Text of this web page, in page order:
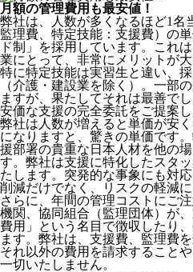
月額の管理費用も最安値！
弊社は、
人数が多くなるほど1名
監理費、特定技能：支援費）の
ド制」を採用 しています。これ
業にとって、非常にメリットが大
特に特定技能は実習生と違い、
（介護・建設業を除く）。一部
ますが、果たしてそれは最善で
安価な支援の完全委託をご提案し
弊社は人数が増えると単価が安
になりますと、驚きの単価です
援部署の貴重な日本人材を他の
す。弊社は支援に特化したスタ
たします。突発的な事象にも対
削減だけでなく、リスクの軽減に
さらに、年間の管理コストにご
機関、協同組合（監理団体）が
費用」という名目で徴収したり
ます。弊社は、支援費、監理費
それ以外の費用を請求すること
一切いたしません。